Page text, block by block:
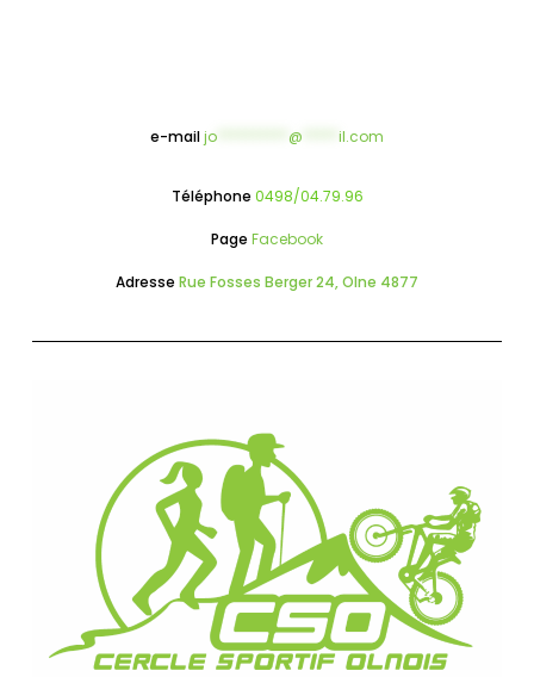
e-mailjo @ il.com
Téléphone 0498/04.79.96
Page Facebook
Adresse Rue Fosses Berger 24, Olne 4877